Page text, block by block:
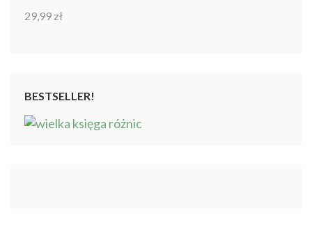
Oceniono
29,99 zł
BESTSELLER!